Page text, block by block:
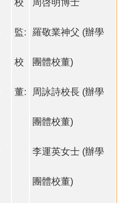
校
監:
校
董:
周啓明博士
羅敬業神父 (辦學
團體校董)
周詠詩校長 (辦學
團體校董)
李運英女士 (辦學
團體校董)